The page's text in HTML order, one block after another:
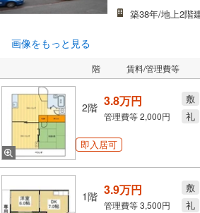
画像をもっと見る
築38年/地上2階
階 賃料/管理費等
2階 3.8万円
管理費等2,000円
敷
礼
即入居可
1階 3.9万円
管理費等3,500円
敷
礼